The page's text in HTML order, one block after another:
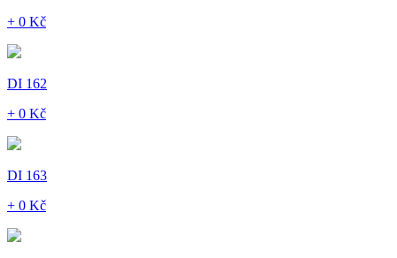
+ 0 Kč
DI 162
+ 0 Kč
DI 163
+ 0 Kč